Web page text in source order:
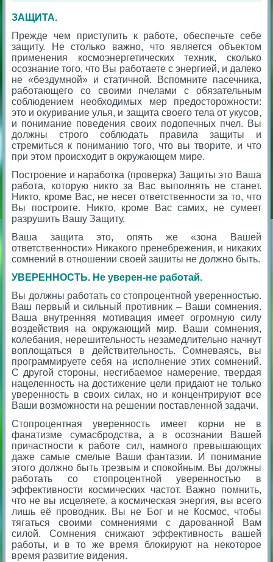
ЗАЩИТА.
Прежде чем приступить к работе, обеспечьте себе
защиту. Не столько важно, что является объектом
применения космоэнергетических техник, сколько
осознание того, что Вы работаете с энергией, и далеко
не «бездумной» и статичной. Вспомните пасечника,
работающего со своими пчелами с обязательным
соблюдением необходимых мер предосторожности:
это и окуривание улья, и защита своего тела от укусов,
и понимание поведения своих подопечных пчел. Вы
должны строго соблюдать правила защиты и
стремиться к пониманию того, что вы творите, и что
при этом происходит в окружающем мире.
Построение и наработка (проверка) Защиты это Ваша
работа, которую никто за Вас выполнять не станет.
Никто, кроме Вас, не несет ответственности за то, что
Вы построите. Никто, кроме Вас самих, не сумеет
разрушить Вашу Защиту.
Ваша защита это, опять же «зона Вашей
ответственности» Никакого пренебрежения, и никаких
сомнений в отношении своей зашиты не должно быть.
УВЕРЕННОСТЬ. Не уверен-не работай.
Вы должны работать со стопроцентной уверенностью.
Ваш первый и сильный противник – Ваши сомнения.
Ваша внутренняя мотивация имеет огромную силу
воздействия на окружающий мир. Ваши сомнения,
колебания, нерешительность незамедлительно начнут
воплощаться в действительность. Сомневаясь, вы
программируете себя на исполнение этих сомнений.
С другой стороны, несгибаемое намерение, твердая
нацеленность на достижение цели придают не только
уверенность в своих силах, но и концентрируют все
Ваши возможности на решении поставленной задачи.
Стопроцентная уверенность имеет корни не в
фанатизме сумасбродства, а в осознании Вашей
причастности к работе сил, намного превышающих
даже самые смелые Ваши фантазии. И понимание
этого должно быть трезвым и спокойным. Вы должны
работать со стопроцентной уверенностью в
эффективности космических частот. Важно помнить,
что не вы исцеляете, а космическая энергия, вы всего
лишь её проводник. Вы не Бог и не Космос, чтобы
тягаться своими сомнениями с дарованной Вам
силой. Сомнения снижают эффективность вашей
работы, и в то же время блокируют на некоторое
время развитие видения.